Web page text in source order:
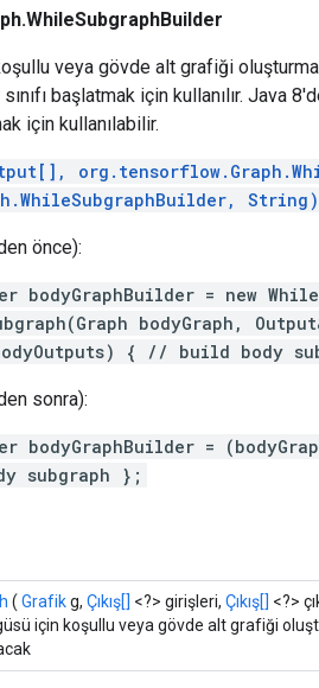
veya gövde alt grafiği
başlatmak için kullanılır. Java
için kullanılabilir.
String)
önce):
bodyGraphBuilder = new
bodyGraph,
{ // build body
sonra):
bodyGraphBuilder =
subgraph };
( Grafikg, Çıkış[] <?> girişleri, Çıkış[] <?>
için koşullu veya gövde alt grafiği